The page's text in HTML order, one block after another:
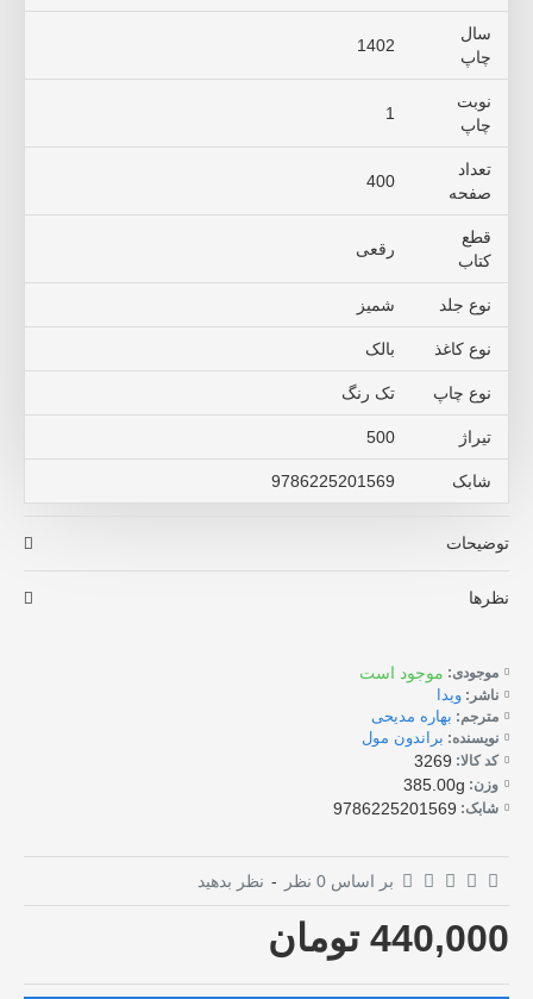
سال
چاپ
1402
نوبت
چاپ
1
تعداد
صفحه
400
قطع
کتاب
رقعی
نوع جلد شمیز
نوع کاغذ بالک
نوع چاپ تک رنگ
تیراژ 500
شابک 9786225201569
توضیحات
نظرها
موجودی: موجود است
ناشر: ویدا
مترجم: بهاره مدیحی
نویسنده: براندون مول
کد کالا: 3269
وزن: 385.00g
شابک: 9786225201569
بر اساس 0 نظر - نظر بدهید
440,000 تومان